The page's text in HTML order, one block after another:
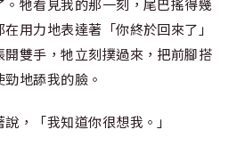
用力地表達著「你終於回來了」
雙手，牠立刻撲過來，把前腳搭
地舔我的臉。
說，「我知道你很想我。」